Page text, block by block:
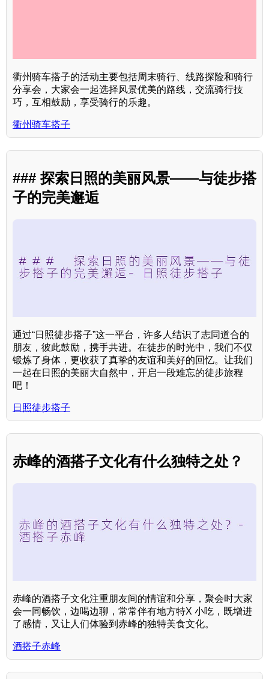
衢州骑车搭子的活动主要包括周末骑行、线路探险和骑行
分享会，大家会一起选择风景优美的路线，交流骑行技
巧，互相鼓励，享受骑行的乐趣。
衢州骑车搭子
### 探索日照的美丽风景——与徒步搭
子的完美邂逅
通过“日照徒步搭子”这一平台，许多人结识了志同道合的
朋友，彼此鼓励，携手共进。在徒步的时光中，我们不仅
锻炼了身体，更收获了真挚的友谊和美好的回忆。让我们
一起在日照的美丽大自然中，开启一段难忘的徒步旅程
吧！
日照徒步搭子
赤峰的酒搭子文化有什么独特之处？
赤峰的酒搭子文化注重朋友间的情谊和分享，聚会时大家
会一同畅饮，边喝边聊，常常伴有地方特X 小吃，既增进
了感情，又让人们体验到赤峰的独特美食文化。
酒搭子赤峰